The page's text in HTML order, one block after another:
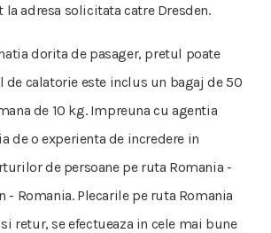
adresa solicitata catre Dresden.
dorita de pasager, pretul poate
calatorie este inclus un bagaj de 50
de 10 kg. Impreuna cu agentia
de o experienta de incredere in
de persoane pe ruta Romania -
- Romania. Plecarile pe ruta Romania
retur, se efectueaza in cele mai bune